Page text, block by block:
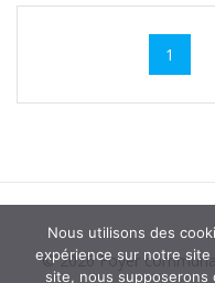
Navigation
articles
Page
1
© 2026 Foyer
Nous utilisons des
expérience sur notre
site, nous supposerons